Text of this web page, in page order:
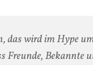
das wird im Hype
Freunde, Bekannte